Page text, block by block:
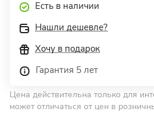
Есть в наличии
Нашли дешевле?
Хочу в подарок
Гарантия 5 лет
Цена действительна только для
может отличаться от цен в